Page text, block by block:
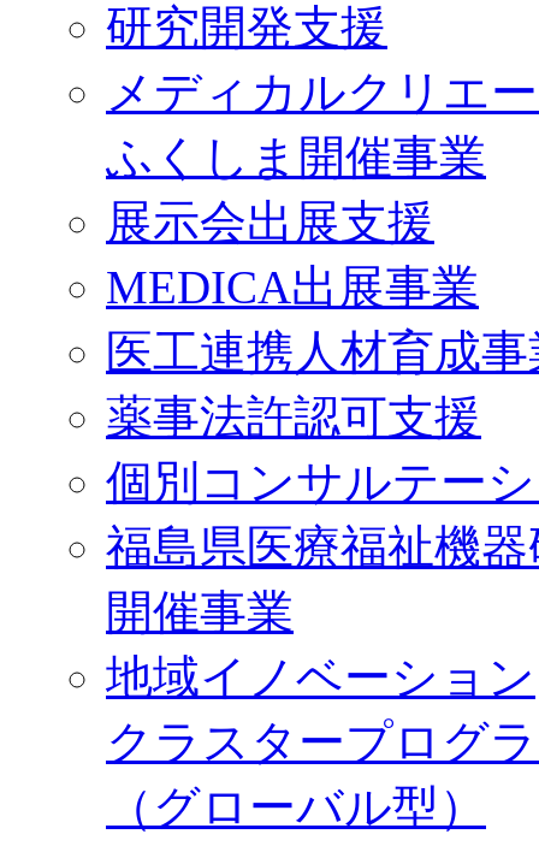
研究開発支援
メディカルクリエ
ふくしま開催事業
展示会出展支援
MEDICA出展事業
医工連携人材育成
薬事法許認可支援
個別コンサルテー
福島県医療福祉機
開催事業
地域イノベーション
クラスタープログ
（グローバル型）